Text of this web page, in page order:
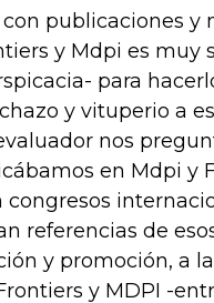
publicaciones y
y Mdpi es muy
para
y vituperio a
nos
en Mdpi y
congresos
referencias de
y promoción, a
y MDPI -